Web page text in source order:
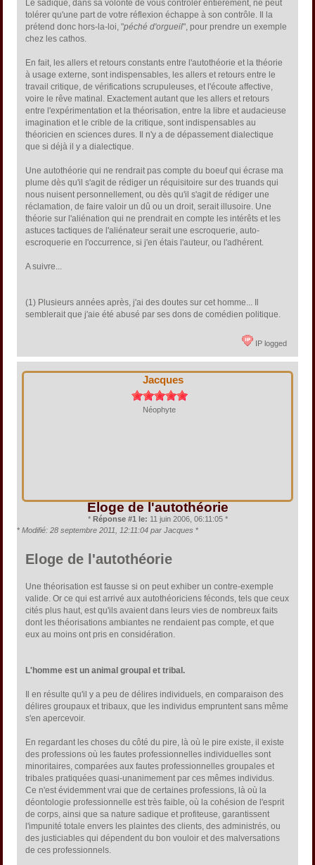
Le sadique, dans sa volonté de vous contrôler entièrement, ne peut
tolérer qu'une part de votre réflexion échappe à son contrôle. Il la
prétend donc hors-la-loi, "péché d'orgueil", pour prendre un exemple
chez les cathos.
En fait, les allers et retours constants entre l'autothéorie et la théorie
à usage externe, sont indispensables, les allers et retours entre le
travail critique, de vérifications scrupuleuses, et l'écoute affective,
voire le rêve matinal. Exactement autant que les allers et retours
entre l'expérimentation et la théorisation, entre la libre et audacieuse
imagination et le crible de la critique, sont indispensables au
théoricien en sciences dures. Il n'y a de dépassement dialectique
que si déjà il y a dialectique.
Une autothéorie qui ne rendrait pas compte du boeuf qui écrase ma
plume dès qu'il s'agit de rédiger un réquisitoire sur des truands qui
nous nuisent personnellement, ou dès qu'il s'agit de rédiger une
réclamation, de faire valoir un dû ou un droit, serait illusoire. Une
théorie sur l'aliénation qui ne prendrait en compte les intérêts et les
astuces tactiques de l'aliénateur serait une escroquerie, auto-
escroquerie en l'occurrence, si j'en étais l'auteur, ou l'adhérent.
A suivre...
(1) Plusieurs années après, j'ai des doutes sur cet homme... Il
semblerait que j'aie été abusé par ses dons de comédien politique.
IP logged
Jacques
Néophyte
Eloge de l'autothéorie
* Réponse #1 le: 11 juin 2006, 06:11:05 *
* Modifié: 28 septembre 2011, 12:11:04 par Jacques *
Eloge de l'autothéorie
Une théorisation est fausse si on peut exhiber un contre-exemple
valide. Or ce qui est arrivé aux autothéoriciens féconds, tels que ceux
cités plus haut, est qu'ils avaient dans leurs vies de nombreux faits
dont les théorisations ambiantes ne rendaient pas compte, et que
eux au moins ont pris en considération.
L'homme est un animal groupal et tribal.
Il en résulte qu'il y a peu de délires individuels, en comparaison des
délires groupaux et tribaux, que les individus empruntent sans même
s'en apercevoir.
En regardant les choses du côté du pire, là où le pire existe, il existe
des professions où les fautes professionnelles individuelles sont
minoritaires, comparées aux fautes professionnelles groupales et
tribales pratiquées quasi-unanimement par ces mêmes individus.
Ce n'est évidemment vrai que de certaines professions, là où la
déontologie professionnelle est très faible, où la cohésion de l'esprit
de corps, ainsi que sa nature sadique et profiteuse, garantissent
l'impunité totale envers les plaintes des clients, des administrés, ou
des justiciables qui dépendent du bon vouloir et des malversations
de ces professionnels.